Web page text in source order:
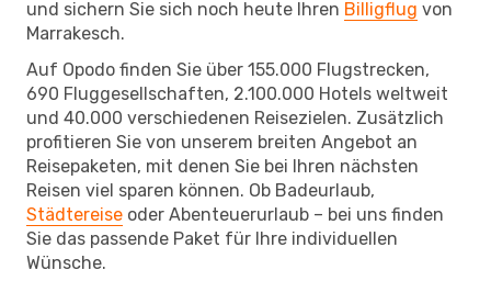
und sichern Sie sich noch heute Ihren Billigflug von
Marrakesch.
Auf Opodo finden Sie über 155.000 Flugstrecken,
690 Fluggesellschaften, 2.100.000 Hotels weltweit
und 40.000 verschiedenen Reisezielen. Zusätzlich
profitieren Sie von unserem breiten Angebot an
Reisepaketen, mit denen Sie bei Ihren nächsten
Reisen viel sparen können. Ob Badeurlaub,
Städtereise oder Abenteuerurlaub – bei uns finden
Sie das passende Paket für Ihre individuellen
Wünsche.